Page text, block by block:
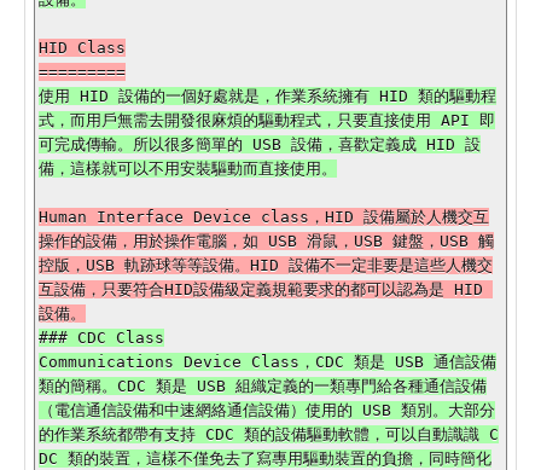
HID Class
使用 HID 設備的一個好處就是，作業系統擁有 HID 類的驅動程
式，而用戶無需去開發很麻煩的驅動程式，只要直接使用 API 即
可完成傳輸。所以很多簡單的 USB 設備，喜歡定義成 HID 設
Human Interface Device class，HID 設備屬於人機交互
操作的設備，用於操作電腦，如 USB 滑鼠，USB 鍵盤，USB 觸
控版，USB 軌跡球等等設備。HID 設備不一定非要是這些人機交
互設備，只要符合HID設備級定義規範要求的都可以認為是 HID
### CDC Class
Communications Device Class，CDC 類是 USB 通信設備
類的簡稱。CDC 類是 USB 組織定義的一類專門給各種通信設備
（電信通信設備和中速網絡通信設備）使用的 USB 類別。大部分
的作業系統都帶有支持 CDC 類的設備驅動軟體，可以自動識識 C
DC 類的裝置，這樣不僅免去了寫專用驅動裝置的負擔，同時簡化